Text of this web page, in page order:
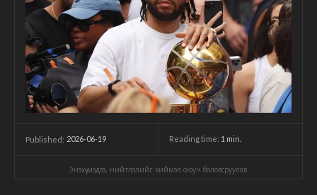
Published: 2026-06-19 Reading time: 1 min.
Энэхүү мэдээ, нийтлэлийг хиймэл оюун боловсруулав.